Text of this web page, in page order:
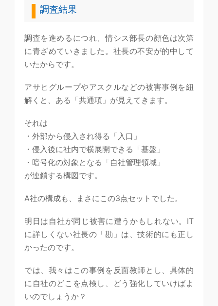
調査結果
調査を進めるにつれ、情シス部長の顔色は次第
に青ざめていきました。社長の不安が的中して
いたからです。
アサヒグループやアスクルなどの被害事例を紐
解くと、ある「共通項」が見えてきます。
それは
・外部から侵入され得る「入口」
・侵入後に社内で横展開できる「基盤」
・暗号化の対象となる「自社管理領域」
が連鎖する構図です。
A社の構成も、まさにこの3点セットでした。
明日は自社が同じ被害に遭うかもしれない。IT
に詳しくない社長の「勘」は、技術的にも正し
かったのです。
では、我々はこの事例を反面教師とし、具体的
に自社のどこを点検し、どう強化していけばよ
いのでしょうか？